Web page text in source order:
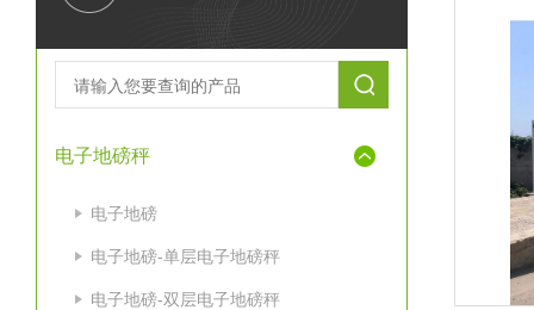
电子地磅秤
电子地磅
电子地磅-单层电子地磅秤
电子地磅-双层电子地磅秤